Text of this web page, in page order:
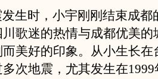
生时，小宇刚刚结束成都
歌迷的热情与成都优美的
美好的印象。从小生长在
次地震，尤其发生在1999